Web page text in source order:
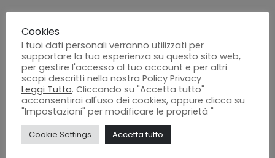
Auteur
La Perla Nera Diving
RECHERCHE
Cookies
I tuoi dati personali verranno utilizzati per
supportare la tua esperienza su questo sito web,
per gestire l'accesso al tuo account e per altri
scopi descritti nella nostra Policy Privacy
Leggi Tutto. Cliccando su "Accetta tutto"
acconsentirai all'uso dei cookies, oppure clicca su
"Impostazioni" per modificare le proprietà "
Cookie Settings Accetta tutto